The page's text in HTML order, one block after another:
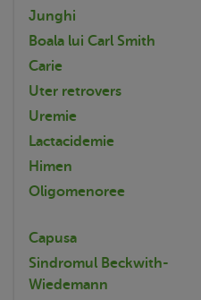
Junghi
Boala lui Carl Smith
Carie
Uter retrovers
Uremie
Lactacidemie
Himen
Oligomenoree
Capusa
Sindromul Beckwith-
Wiedemann